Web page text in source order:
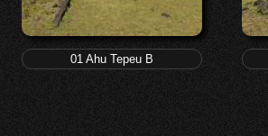
01 Ahu Tepeu B